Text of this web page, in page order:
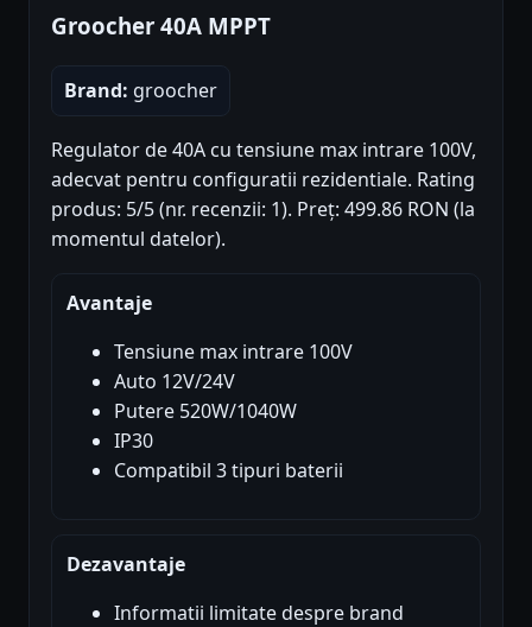
Groocher 40A MPPT
Brand: groocher
Regulator de 40A cu tensiune max intrare 100V,
adecvat pentru configuratii rezidentiale. Rating
produs: 5/5 (nr. recenzii: 1). Preț: 499.86 RON (la
momentul datelor).
Avantaje
Tensiune max intrare 100V
Auto 12V/24V
Putere 520W/1040W
IP30
Compatibil 3 tipuri baterii
Dezavantaje
Informatii limitate despre brand